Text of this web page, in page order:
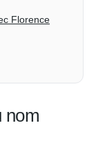
Florence
nom